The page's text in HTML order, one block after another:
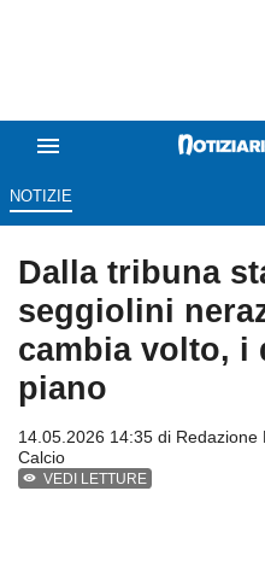
NOTIZIE
Dalla tribuna
seggiolini
cambia volto, i
piano
14.05.2026 14:35 di Redazione
Calcio
VEDI LETTURE